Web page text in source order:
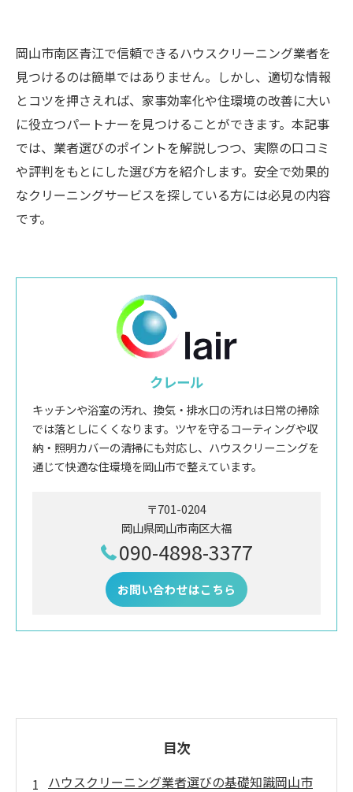
岡山市南区青江で信頼できるハウスクリーニング業者を
見つけるのは簡単ではありません。しかし、適切な情報
とコツを押さえれば、家事効率化や住環境の改善に大い
に役立つパートナーを見つけることができます。本記事
では、業者選びのポイントを解説しつつ、実際の口コミ
や評判をもとにした選び方を紹介します。安全で効果的
なクリーニングサービスを探している方には必見の内容
です。
クレール
キッチンや浴室の汚れ、換気・排水口の汚れは日常の掃除
では落としにくくなります。ツヤを守るコーティングや収
納・照明カバーの清掃にも対応し、ハウスクリーニングを
通じて快適な住環境を岡山市で整えています。
〒701-0204
岡山県岡山市南区大福
090-4898-3377
お問い合わせはこちら
目次
ハウスクリーニング業者選びの基礎知識岡山市